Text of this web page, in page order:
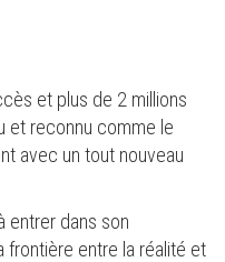
et plus de 2 millions
et reconnu comme le
avec un tout nouveau
entrer dans son
frontière entre la réalité et